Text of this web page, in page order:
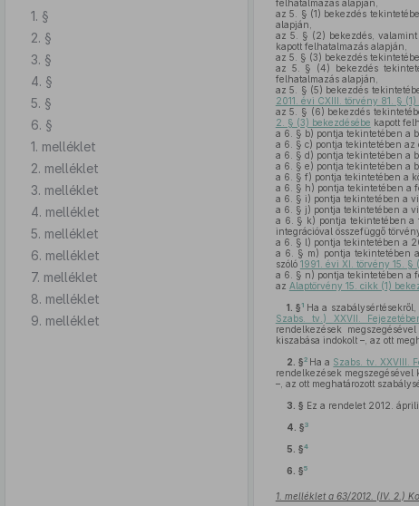
1. §
2. §
3. §
4. §
5. §
6. §
1. melléklet
2. melléklet
3. melléklet
4. melléklet
5. melléklet
6. melléklet
7. melléklet
8. melléklet
9. melléklet
felhatalmazás alapján,
az 5. § (1) bekezdés
alapján,
az 5. § (2) bekezdés,
kapott felhatalmazás alapján,
az 5. § (3) bekezdés
az 5. § (4) bekezdés
felhatalmazás alapján,
az 5. § (5) bekezdés
2011. évi CXIII. törvény 81. §
az 5. § (6) bekezdés
2. § (3) bekezdésébe kapott
a 6. § b) pontja tekintetében a
a 6. § c) pontja tekintetében az
a 6. § d) pontja tekintetében a
a 6. § e) pontja tekintetében a
a 6. § f) pontja tekintetében a
a 6. § h) pontja tekintetében a
a 6. § i) pontja tekintetében a
a 6. § j) pontja tekintetében a
a 6. § k) pontja tekintetében a
integrációval összefüggő
a 6. § l) pontja tekintetében a
a 6. § m) pontja tekintetében
szóló 1991. évi XI. törvény 15.
a 6. § n) pontja tekintetében a
az Alaptörvény 15. cikk (1)
1. § 1 Ha a
Szabs. tv.) XXVII.
rendelkezések
kiszabása indokolt –, az ott
2. §2 Ha a Szabs. tv. XXVIII.
rendelkezések megszegésével
–, az ott meghatározott
3. § Ez a rendelet 2012.
4. §3
5. §4
6. §5
1. melléklet a 63/2012. (IV. 2.)